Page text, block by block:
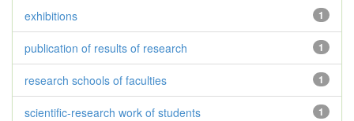
1
exhibitions
1
publication of results of research
1
research schools of faculties
1
scientific-research work of students